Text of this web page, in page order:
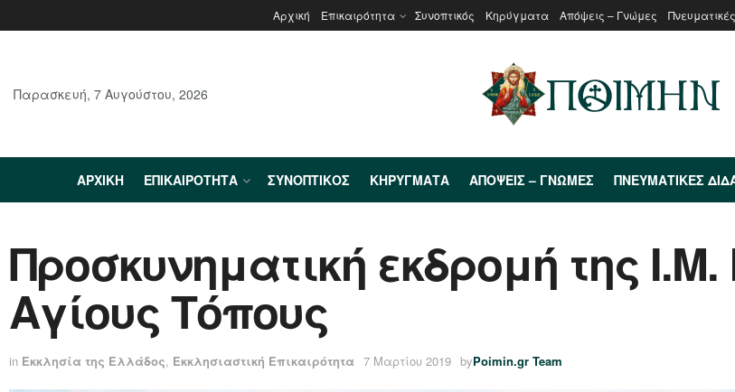
Αρχική Επικαιρότητα Συνοπτικός Κηρύγματα Απόψεις – Γνώμες
Παρασκευή, 7 Αυγούστου, 2026
ΑΡΧΙΚΉ ΕΠΙΚΑΙΡΌΤΗΤΑ ΣΥΝΟΠΤΙΚΌΣ ΚΗΡΎΓΜΑΤΑ ΑΠΌΨΕΙΣ – ΓΝΏΜΕΣ ΠΝΕΥΜΑΤΙΚΈΣ
Προσκυνηματική εκδρομή της
Αγίους Τόπους
in Εκκλησία της Ελλάδος, Εκκλησιαστική Επικαιρότητα 7 Μαρτίου 2019 byPoimin.gr Team